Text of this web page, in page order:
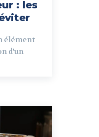
: les
élément
d'un